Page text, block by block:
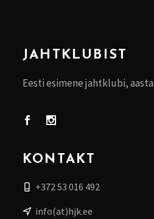
JAHTKLUBIST
Eesti esimene jahtklubi,
KONTAKT
+372 53 016 492
info(at)hjk.ee